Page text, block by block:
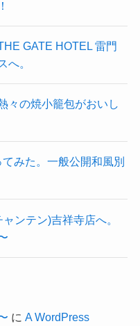
GATE HOTEL 雷門
へ。
々の焼小籠包がおいし
みた。一般公開和風別
ンテン)吉祥寺店へ。
に A WordPress